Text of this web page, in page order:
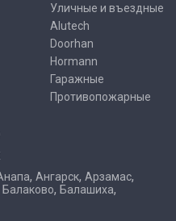
Уличные и въездные
Alutech
Doorhan
Hormann
Гаражные
Противопожарные
, Ангарск, Арзамас,
Балаково, Балашиха,